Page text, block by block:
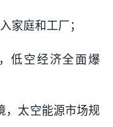
家庭和工厂；
低空经济全面爆
，太空能源市场规